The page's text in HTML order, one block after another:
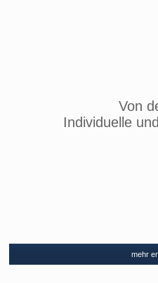
Von
Individuelle
mehr